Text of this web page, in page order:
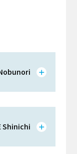
Shinichi